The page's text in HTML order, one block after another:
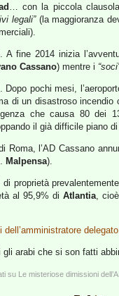
… con la piccola
legali”(la maggioranza
A fine 2014 inizia
Cassano) mentre i
Dopo pochi mesi,
di un disastroso incendio
che causa 80 dei
il già difficile piano
Roma, l’AD Cassano
Malpensa).
proprietà
al 95,9% di Atlantia,
dell’amministratore
gli arabi che si son fatti
su Le misteriose dimissioni